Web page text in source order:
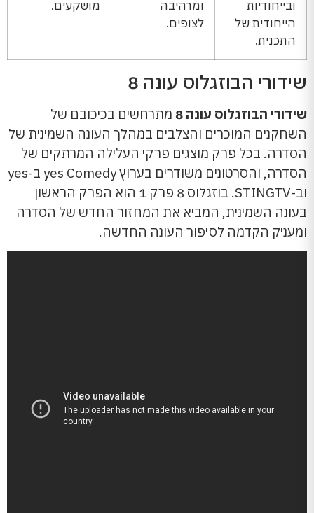
ובייחודיות
הייחודית של
התכנית.
ומרהיבה
לצופים.
מושקעים.
שידורי הבוזגלוס עונה 8
שידורי הבוזגלוס עונה 8
מתרחשים בכיכובם של
השחקנים המוכרים והצלבים במהלך העונה השמינית של
הסדרה. בכל פרק מוצגים פרקי העלילה המרתקים של
הסדרה, והסרטונים משודרים בערוץ yes Comedy ב-yes
וב-STINGTV. בוזגלוס 8 פרק 1 הוא הפרק הראשון
בעונה השמינית, המביא את המחזור החדש של הסדרה
ומעניק הקדמה לסיפור העונה החדשה.